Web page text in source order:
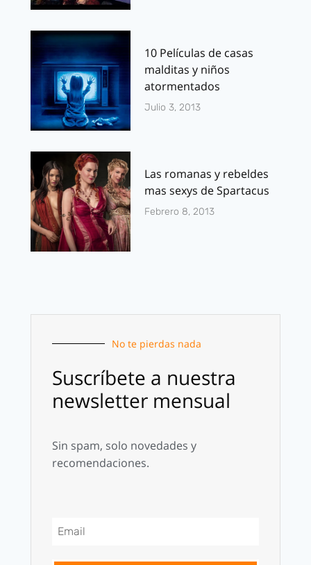
10 Películas de casas
malditas y niños
atormentados
Julio 3, 2013
Las romanas y rebeldes
mas sexys de Spartacus
Febrero 8, 2013
No te pierdas nada
Suscríbete a nuestra
newsletter mensual
Sin spam, solo novedades y
recomendaciones.